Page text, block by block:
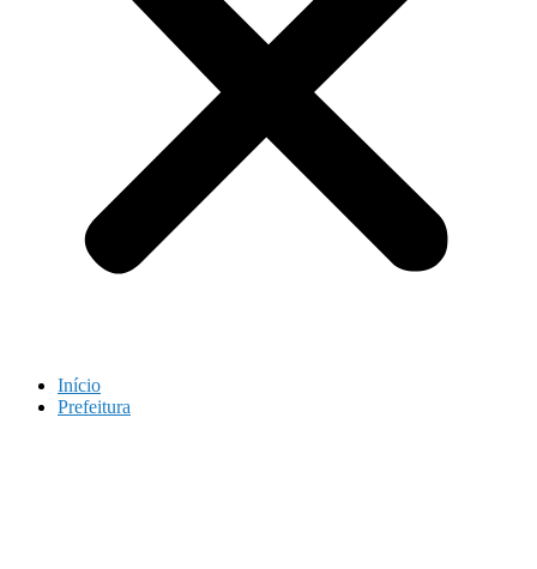
Início
Prefeitura